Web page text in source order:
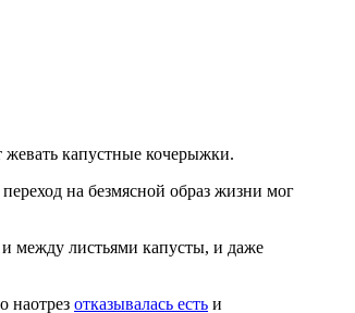
жевать капустные кочерыжки.
на безмясной образ жизни мог
между листьями капусты, и даже
наотрез отказывалась есть и